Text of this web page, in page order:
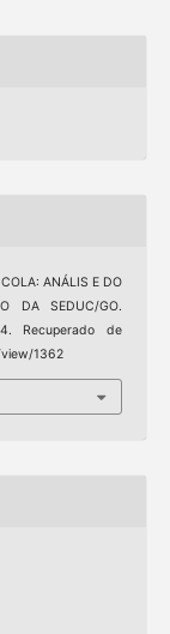
ANÁLIS E DO
DA SEDUC/GO.
Recuperado de
1362